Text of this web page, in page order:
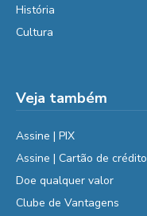
História
Cultura
Veja também
Assine | PIX
Assine | Cartão de crédito
Doe qualquer valor
Clube de Vantagens